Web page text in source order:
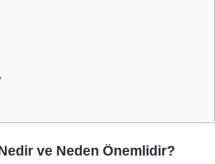
ve Neden Önemlidir?